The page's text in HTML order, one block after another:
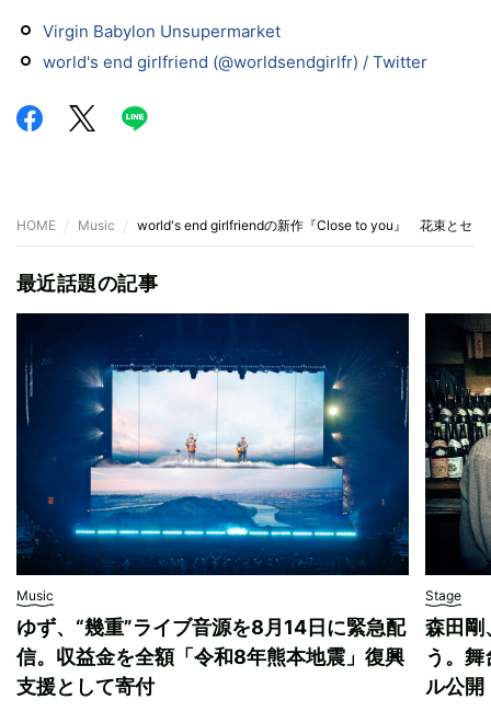
Virgin Babylon Unsupermarket
world's end girlfriend (@worldsendgirlfr) / Twitter
HOME Music world's end girlfriendの新作『Close to you』 花束とセッ
最近話題の記事
Music
ゆず、“幾重”ライブ音源を8月14日に緊急配
信。収益金を全額「令和8年熊本地震」復興
支援として寄付
Stage
森田剛
う。
ル公開